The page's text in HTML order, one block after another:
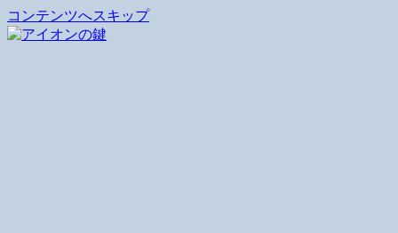
コンテンツへスキップ